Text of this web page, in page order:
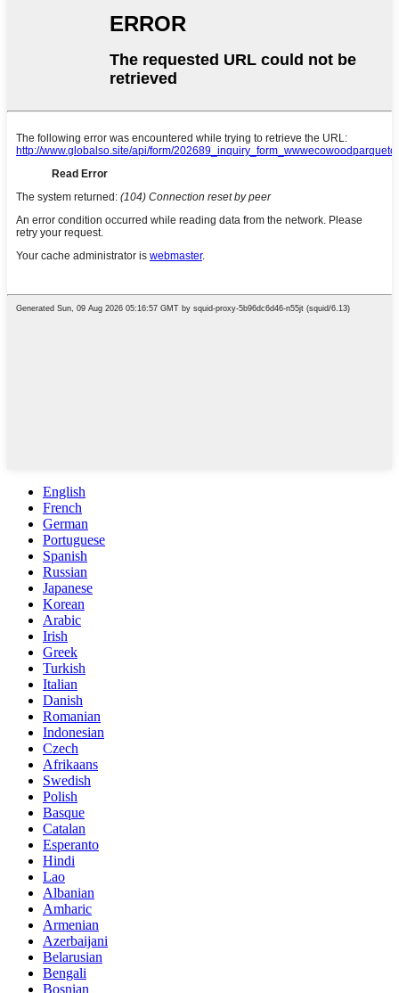
English
French
German
Portuguese
Spanish
Russian
Japanese
Korean
Arabic
Irish
Greek
Turkish
Italian
Danish
Romanian
Indonesian
Czech
Afrikaans
Swedish
Polish
Basque
Catalan
Esperanto
Hindi
Lao
Albanian
Amharic
Armenian
Azerbaijani
Belarusian
Bengali
Bosnian